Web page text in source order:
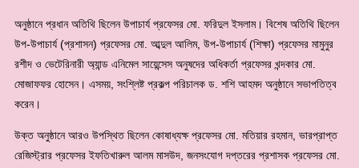
অনুষ্ঠানে প্রধান অতিথি ছিলেন উপাচার্য প্রফেসর মো. ফরিদুল ইসলাম। বিশেষ অতিথি ছিলেন
উপ-উপাচার্য (প্রশাসন) প্রফেসর মো. আব্দুল আলিম, উপ-উপাচার্য (শিক্ষা) প্রফেসর মামুনুর
রশীদ ও ভেটেরিনারী অ্যান্ড এনিমেল সায়েন্সেস অনুষদের অধিকর্তা প্রফেসর খন্দকার মো.
মোজাফফর হোসেন। এসময়, সংশ্লিষ্ট প্রকল্প পরিচালক ড. শশি আহমদ অনুষ্ঠানে সভাপতিত্ব
করেন।
উক্ত অনুষ্ঠানে আরও উপস্থিত ছিলেন কোষাধ্যক্ষ প্রফেসর মো. মতিয়ার রহমান, ভারপ্রাপ্ত
রেজিস্ট্রার প্রফেসর ইফতিখারুল আলম মাসউদ, জনসংযোগ দপ্তরের প্রশাসক প্রফেসর মো.